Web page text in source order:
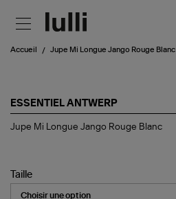
Accueil Jupe Mi Longue Jango Rouge Blanc
ESSENTIEL ANTWERP
Jupe
Rouge
Blanc
Jupe Mi Longue Jango Rouge Blanc
Taille